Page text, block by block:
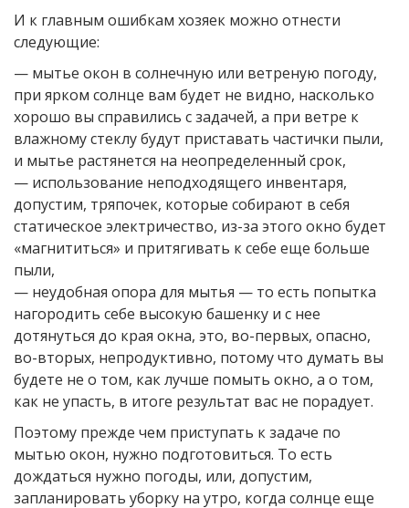
И к главным ошибкам хозяек можно отнести
следующие:
— мытье окон в солнечную или ветреную погоду,
при ярком солнце вам будет не видно, насколько
хорошо вы справились с задачей, а при ветре к
влажному стеклу будут приставать частички пыли,
и мытье растянется на неопределенный срок,
— использование неподходящего инвентаря,
допустим, тряпочек, которые собирают в себя
статическое электричество, из-за этого окно будет
«магнититься» и притягивать к себе еще больше
пыли,
— неудобная опора для мытья — то есть попытка
нагородить себе высокую башенку и с нее
дотянуться до края окна, это, во-первых, опасно,
во-вторых, непродуктивно, потому что думать вы
будете не о том, как лучше помыть окно, а о том,
как не упасть, в итоге результат вас не порадует.
Поэтому прежде чем приступать к задаче по
мытью окон, нужно подготовиться. То есть
дождаться нужно погоды, или, допустим,
запланировать уборку на утро, когда солнце еще